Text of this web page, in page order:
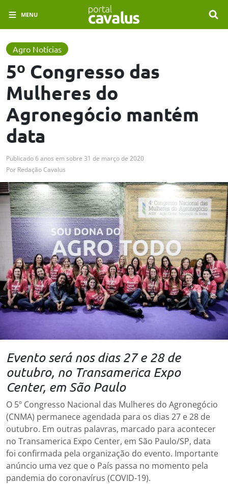
MENU
Agro Notícias
5º Congresso das
Mulheres do
Agronegócio mantém
data
Publicado6 anos em sobre 31 de março de 2020
Por Redação Cavalus
Evento será nos dias 27 e 28 de
outubro, no Transamerica Expo
Center, em São Paulo
O 5º Congresso Nacional das Mulheres do Agronegócio
(CNMA) permanece agendada para os dias 27 e 28 de
outubro. Em outras palavras, marcado para acontecer
no Transamerica Expo Center, em São Paulo/SP, data
foi confirmada pela organização do evento. Importante
anúncio uma vez que o País passa no momento pela
pandemia do coronavírus (COVID-19).